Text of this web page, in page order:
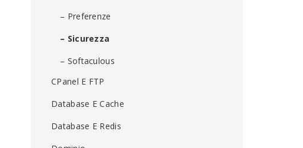
– Preferenze
– Sicurezza
– Softaculous
CPanel E FTP
Database E Cache
Database E Redis